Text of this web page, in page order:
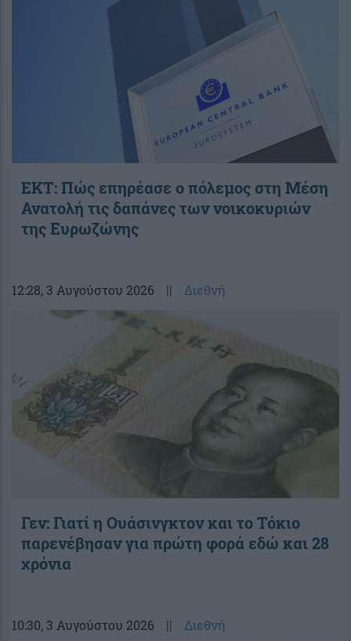
ΕΚΤ: Πώς επηρέασε ο πόλεμος στη Μέση
Ανατολή τις δαπάνες των νοικοκυριών
της Ευρωζώνης
12:28, 3 Αυγούστου 2026 || Διεθνή
Γεν: Γιατί η Ουάσινγκτον και το Τόκιο
παρενέβησαν για πρώτη φορά εδώ και 28
χρόνια
10:30, 3 Αυγούστου 2026 || Διεθνή